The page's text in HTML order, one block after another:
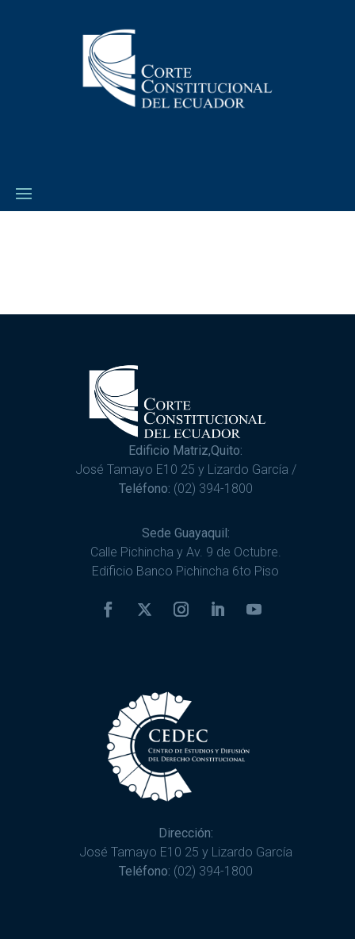
Edificio Matriz,Quito:
José Tamayo E10 25 y Lizardo García /
Teléfono: (02) 394-1800
Sede Guayaquil:
Calle Pichincha y Av. 9 de Octubre.
Edificio Banco Pichincha 6to Piso
Dirección:
José Tamayo E10 25 y Lizardo García
Teléfono: (02) 394-1800